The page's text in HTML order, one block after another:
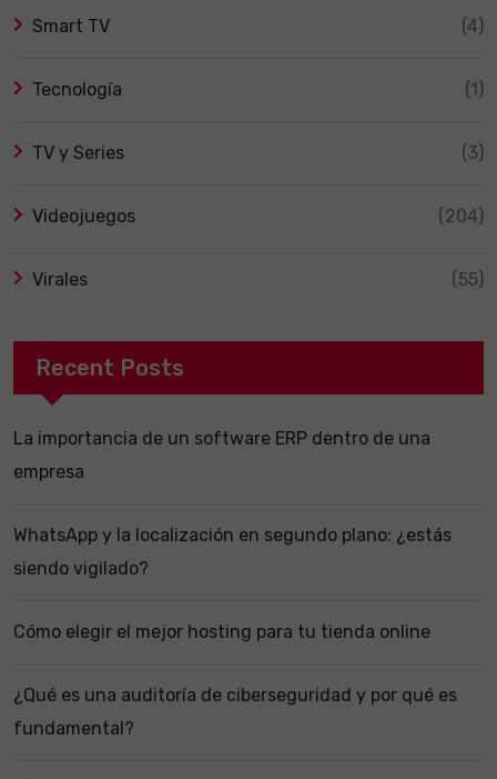
Smart TV (4)
Tecnología (1)
TV y Series (3)
Videojuegos (204)
Virales (55)
Recent Posts
La importancia de un software ERP dentro de una
empresa
WhatsApp y la localización en segundo plano: ¿estás
siendo vigilado?
Cómo elegir el mejor hosting para tu tienda online
¿Qué es una auditoría de ciberseguridad y por qué es
fundamental?